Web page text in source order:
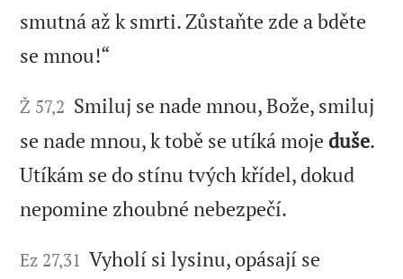
smutná až k smrti. Zůstaňte zde a bděte
se mnou!“
Ž 57,2 Smiluj se nade mnou, Bože, smiluj
se nade mnou, k tobě se utíká moje duše.
Utíkám se do stínu tvých křídel, dokud
nepomine zhoubné nebezpečí.
Ez 27,31 Vyholí si lysinu, opásají se